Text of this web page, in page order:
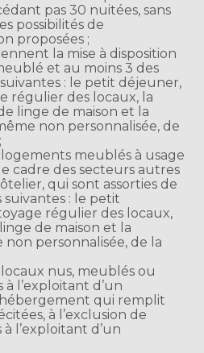
pas 30 nuitées, sans
possibilités de
proposées ;
la mise à disposition
et au moins 3 des
: le petit déjeuner,
régulier des locaux, la
linge de maison et la
non personnalisée, de
meublés à usage
cadre des secteurs autres
qui sont assorties de
suivantes : le petit
régulier des locaux,
de maison et la
personnalisée, de la
nus, meublés ou
à l’exploitant d’un
qui remplit
à l’exclusion de
l’exploitant d’un